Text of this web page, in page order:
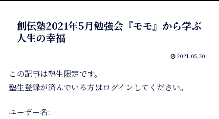
創伝塾2021年5月勉強会『モモ』から学ぶ
人生の幸福
2021.05.30
この記事は塾生限定です。
塾生登録が済んでいる方はログインしてください。
ユーザー名: